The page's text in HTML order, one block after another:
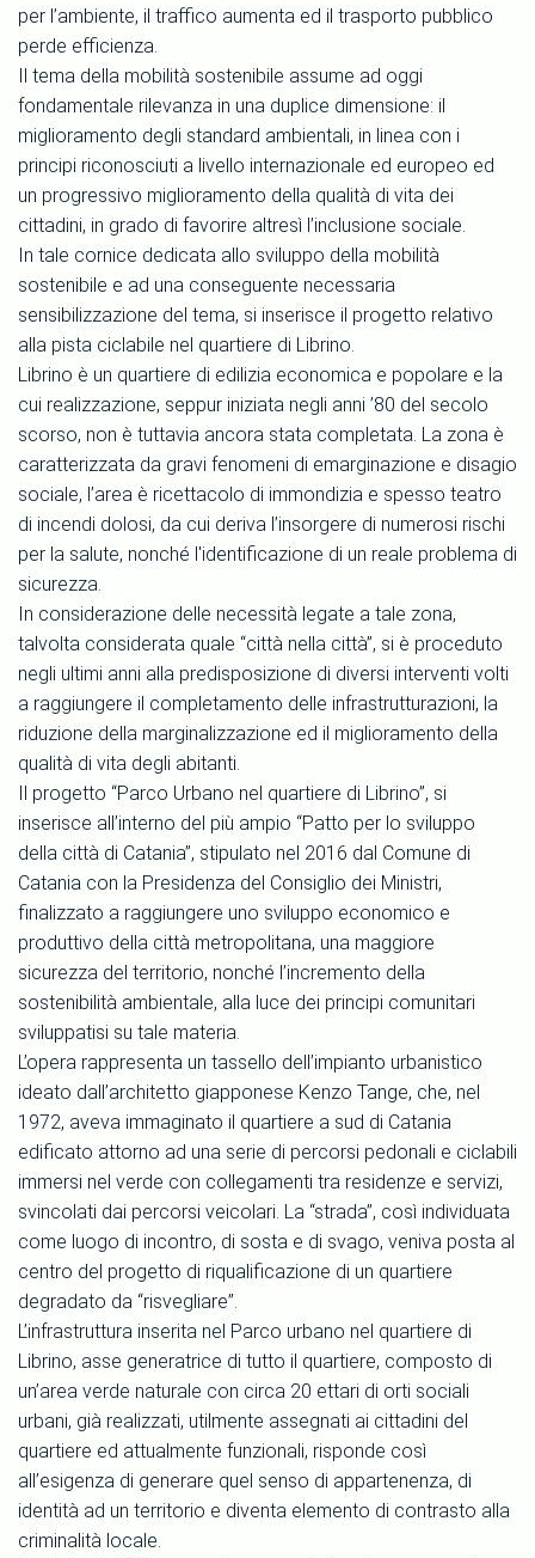
per l’ambiente, il traffico aumenta ed il trasporto pubblico
perde efficienza.
Il tema della mobilità sostenibile assume ad oggi
fondamentale rilevanza in una duplice dimensione: il
miglioramento degli standard ambientali, in linea con i
principi riconosciuti a livello internazionale ed europeo ed
un progressivo miglioramento della qualità di vita dei
cittadini, in grado di favorire altresì l’inclusione sociale.
In tale cornice dedicata allo sviluppo della mobilità
sostenibile e ad una conseguente necessaria
sensibilizzazione del tema, si inserisce il progetto relativo
alla pista ciclabile nel quartiere di Librino.
Librino è un quartiere di edilizia economica e popolare e la
cui realizzazione, seppur iniziata negli anni ’80 del secolo
scorso, non è tuttavia ancora stata completata. La zona è
caratterizzata da gravi fenomeni di emarginazione e disagio
sociale, l’area è ricettacolo di immondizia e spesso teatro
di incendi dolosi, da cui deriva l’insorgere di numerosi rischi
per la salute, nonché l'identificazione di un reale problema di
sicurezza.
In considerazione delle necessità legate a tale zona,
talvolta considerata quale “città nella città”, si è proceduto
negli ultimi anni alla predisposizione di diversi interventi volti
a raggiungere il completamento delle infrastrutturazioni, la
riduzione della marginalizzazione ed il miglioramento della
qualità di vita degli abitanti.
Il progetto “Parco Urbano nel quartiere di Librino”, si
inserisce all’interno del più ampio “Patto per lo sviluppo
della città di Catania”, stipulato nel 2016 dal Comune di
Catania con la Presidenza del Consiglio dei Ministri,
finalizzato a raggiungere uno sviluppo economico e
produttivo della città metropolitana, una maggiore
sicurezza del territorio, nonché l’incremento della
sostenibilità ambientale, alla luce dei principi comunitari
sviluppatisi su tale materia.
L’opera rappresenta un tassello dell’impianto urbanistico
ideato dall’architetto giapponese Kenzo Tange, che, nel
1972, aveva immaginato il quartiere a sud di Catania
edificato attorno ad una serie di percorsi pedonali e ciclabili
immersi nel verde con collegamenti tra residenze e servizi,
svincolati dai percorsi veicolari. La “strada”, così individuata
come luogo di incontro, di sosta e di svago, veniva posta al
centro del progetto di riqualificazione di un quartiere
degradato da “risvegliare”.
L’infrastruttura inserita nel Parco urbano nel quartiere di
Librino, asse generatrice di tutto il quartiere, composto di
un’area verde naturale con circa 20 ettari di orti sociali
urbani, già realizzati, utilmente assegnati ai cittadini del
quartiere ed attualmente funzionali, risponde così
all’esigenza di generare quel senso di appartenenza, di
identità ad un territorio e diventa elemento di contrasto alla
criminalità locale.